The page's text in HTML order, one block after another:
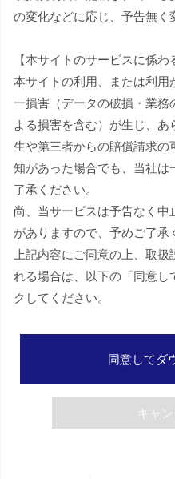
の変化などに応じ、予告無く
【本サイトのサービスに係わ
本サイトの利用、または利
一損害（データの破損・業
よる損害を含む）が生じ、
生や第三者からの賠償請求
知があった場合でも、当社
了承ください。
尚、当サービスは予告なく
がありますので、予めご了承
上記内容にご同意の上、取扱
れる場合は、以下の「同意し
クしてください。
同意してダ
キャ